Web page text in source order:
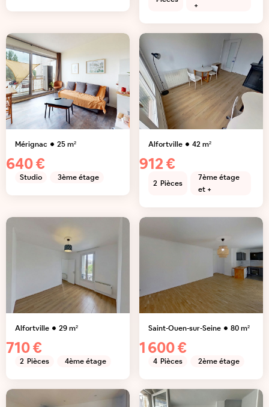
+
Mérignac 25m²
640 €
Studio 3ème étage
Alfortville 42m²
912 €
2 Pièces
7ème étage
et +
Alfortville 29m²
710 €
2 Pièces 4ème étage
Saint-Ouen-sur-Seine 80m²
1 600 €
4 Pièces 2ème étage